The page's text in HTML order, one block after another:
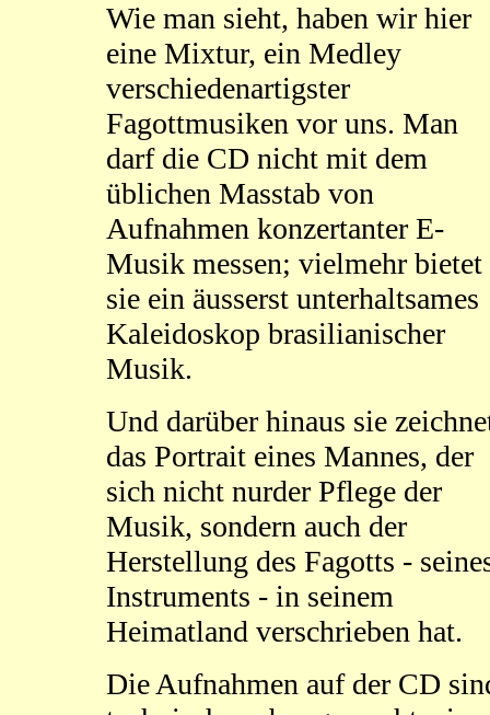
Wie man sieht, haben wir hier
eine Mixtur, ein Medley
verschiedenartigster
Fagottmusiken vor uns. Man
darf die CD nicht mit dem
üblichen Masstab von
Aufnahmen konzertanter E-
Musik messen; vielmehr bietet
sie ein äusserst unterhaltsames
Kaleidoskop brasilianischer
Musik.
Und darüber hinaus sie
das Portrait eines Mannes, der
sich nicht nurder Pflege der
Musik, sondern auch der
Herstellung des Fagotts -
Instruments - in seinem
Heimatland verschrieben hat.
Die Aufnahmen auf der CD